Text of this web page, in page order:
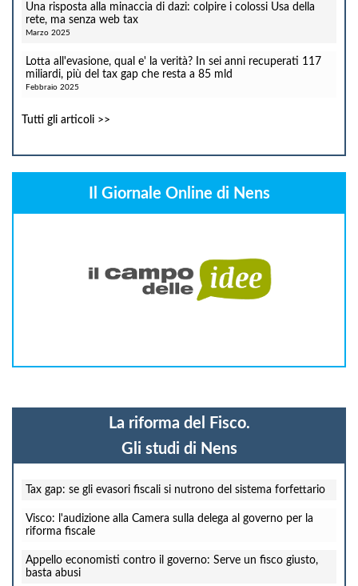
Una risposta alla minaccia di dazi: colpire i colossi Usa della
rete, ma senza web tax
Marzo 2025
Lotta all'evasione, qual e' la verità? In sei anni recuperati 117
miliardi, più del tax gap che resta a 85 mld
Febbraio 2025
Tutti gli articoli >>
Il Giornale Online di Nens
La riforma del Fisco.
Gli studi di Nens
Tax gap: se gli evasori fiscali si nutrono del sistema forfettario
Visco: l'audizione alla Camera sulla delega al governo per la
riforma fiscale
Appello economisti contro il governo: Serve un fisco giusto,
basta abusi